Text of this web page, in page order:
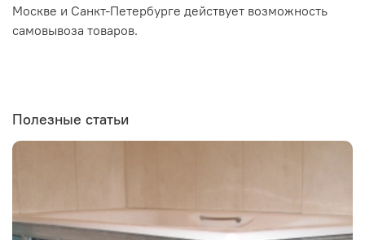
Москве и Санкт-Петербурге действует возможность
самовывоза товаров.
Полезные статьи